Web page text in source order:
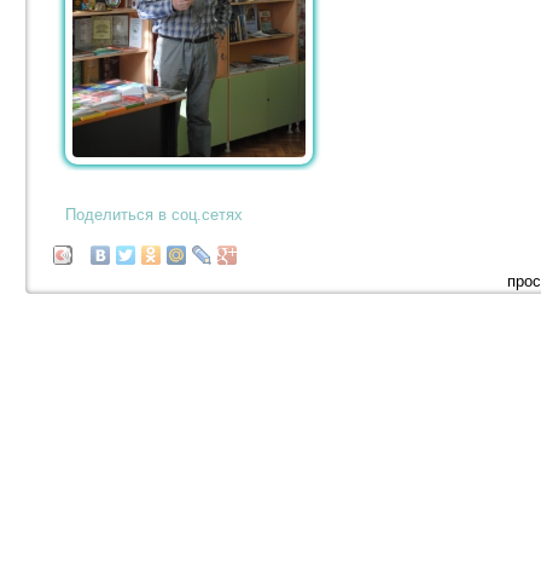
Поделиться в соц.сетях